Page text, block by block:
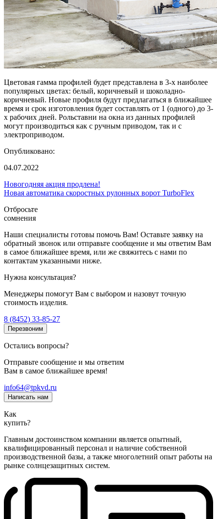
Цветовая гамма профилей будет представлена в 3-х наиболее
популярных цветах: белый, коричневый и шоколадно-
коричневый. Новые профиля будут предлагаться в ближайшее
время и срок изготовления будет составлять от 1 (одного) до 3-
х рабочих дней. Рольставни на окна из данных профилей
могут производиться как с ручным приводом, так и с
электроприводом.
Опубликовано:
04.07.2022
Новогодняя акция продлена!
Новая автоматика скоростных рулонных ворот TurboFlex
Отбросьте
сомнения
Наши специалисты готовы помочь Вам! Оставьте заявку на
обратный звонок или отправьте сообщение и мы ответим Вам
в самое ближайшее время, или же свяжитесь с нами по
контактам указанными ниже.
Нужна консультация?
Менеджеры помогут Вам с выбором и назовут точную
стоимость изделия.
8 (8452) 33-85-27
Перезвоним
Остались вопросы?
Отправьте сообщение и мы ответим
Вам в самое ближайшее время!
info64@tpkvd.ru
Написать нам
Как
купить?
Главным достоинством компании является опытный,
квалифицированный персонал и наличие собственной
производственной базы, а также многолетний опыт работы на
рынке солнцезащитных систем.